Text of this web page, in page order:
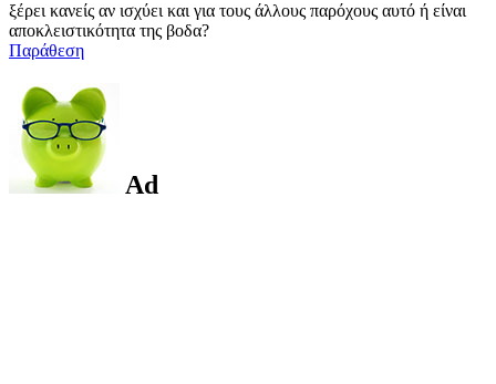
ξέρει κανείς αν ισχύει και για τους άλλους παρόχους αυτό ή είναι
αποκλειστικότητα της βοδα?
Παράθεση
Ad